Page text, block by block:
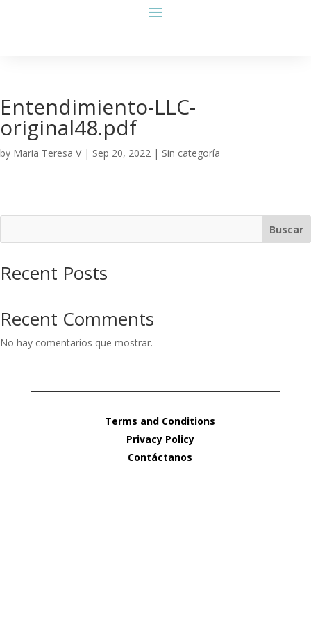
Entendimiento-LLC-
original48.pdf
by Maria Teresa V| Sep 20, 2022 | Sin categoría
Buscar
Recent Posts
Recent Comments
No hay comentarios que mostrar.
Terms and Conditions
Privacy Policy
Contáctanos